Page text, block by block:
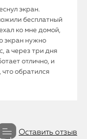
экран.
бесплатный
ко мне домой,
экран нужно
а через три дня
отлично, и
обратился
Оставить отзыв